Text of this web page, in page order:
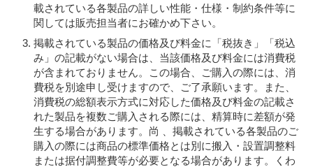
載されている各製品の詳しい性能・仕様・制約条件等に
関しては販売担当者にお確かめ下さい。
掲載されている製品の価格及び料金に「税抜き」「税込
み」の記載がない場合は、当該価格及び料金には消費税
が含まれておりません。この場合、ご購入の際には、消
費税を別途申し受けますので、ご了承願います。また、
消費税の総額表示方式に対応した価格及び料金の記載さ
れた製品を複数ご購入される際には、精算時に差額が発
生する場合があります。尚 、掲載されている各製品のご
購入の際には商品の標準価格とは別に搬入・設置調整料
または据付調整費等が必要となる場合があります。くわ